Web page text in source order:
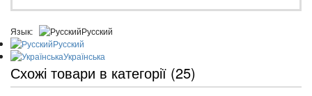
Язык:
Русский
Русский
Українська
Схожі товари в категорії (25)